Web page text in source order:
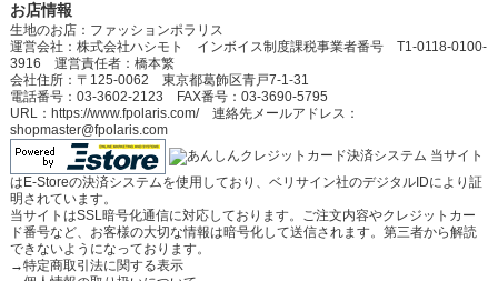
お店情報
生地のお店：ファッションポラリス
運営会社：株式会社ハシモト インボイス制度課税事業者番号 T1-0118-0100-
3916 運営責任者：橋本繁
会社住所：〒125-0062 東京都葛飾区青戸7-1-31
電話番号：03-3602-2123 FAX番号：03-3690-5795
URL：https://www.fpolaris.com/ 連絡先メールアドレス：
shopmaster@fpolaris.com
当サイト
はE-Storeの決済システムを使用しており、ベリサイン社のデジタルIDにより証
明されています。
当サイトはSSL暗号化通信に対応しております。ご注文内容やクレジットカー
ド番号など、お客様の大切な情報は暗号化して送信されます。第三者から解読
できないようになっております。
→特定商取引法に関する表示